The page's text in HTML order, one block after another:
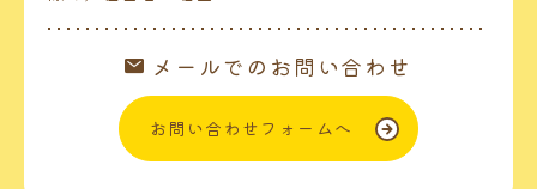
メールでのお問い合わせ
お問い合わせフォームへ